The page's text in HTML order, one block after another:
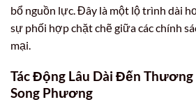
bổ nguồn lực. Đây là một lộ trình dài
sự phối hợp chặt chẽ giữa các chính
mại.
Tác Động Lâu Dài Đến
Song Phương